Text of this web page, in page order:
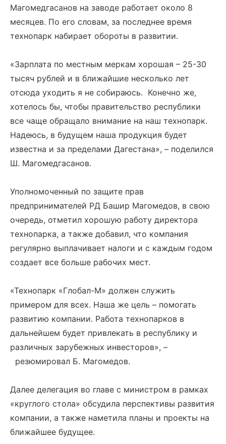
Магомедгасанов на заводе работает около 8
месяцев. По его словам, за последнее время
технопарк набирает обороты в развитии.
«Зарплата по местным меркам хорошая – 25-30
тысяч рублей и в ближайшие несколько лет
отсюда уходить я не собираюсь. Конечно же,
хотелось бы, чтобы правительство республики
все чаще обращало внимание на наш технопарк.
Надеюсь, в будущем наша продукция будет
известна и за пределами Дагестана», – поделился
Ш. Магомедгасанов.
Уполномоченный по защите прав
предпринимателей РД Башир Магомедов, в свою
очередь, отметил хорошую работу директора
технопарка, а также добавил, что компания
регулярно выплачивает налоги и с каждым годом
создает все больше рабочих мест.
«Технопарк «Глобал-М» должен служить
примером для всех. Наша же цель – помогать
развитию компании. Работа технопарков в
дальнейшем будет привлекать в республику и
различных зарубежных инвесторов», –
резюмировал Б. Магомедов.
Далее делегация во главе с министром в рамках
«круглого стола» обсудила перспективы развития
компании, а также наметила планы и проекты на
ближайшее будущее.